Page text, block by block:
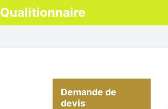
Qualitionnaire
Demande de
devis